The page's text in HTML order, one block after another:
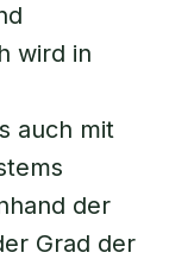
wird in
auch mit
der
Grad der